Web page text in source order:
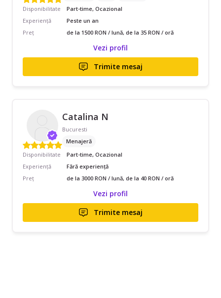
Disponibilitate
Part-time, Ocazional
Experiență
Peste un an
Preț
de la 1500 RON / lună, de la 35 RON / oră
Vezi profil
Trimite mesaj
Catalina N
Bucuresti
Menajeră
Disponibilitate
Part-time, Ocazional
Experiență
Fără experiență
Preț
de la 3000 RON / lună, de la 40 RON / oră
Vezi profil
Trimite mesaj